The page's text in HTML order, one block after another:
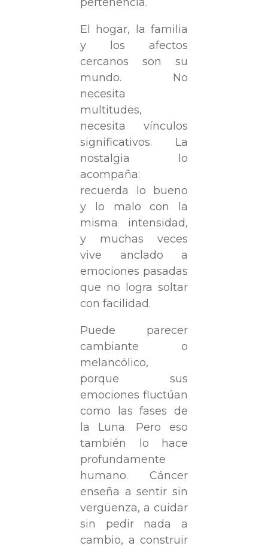
El hogar, la familia
y los afectos
cercanos son su
mundo. No
necesita
multitudes,
necesita vínculos
significativos. La
nostalgia lo
acompaña:
recuerda lo bueno
y lo malo con la
misma intensidad,
y muchas veces
vive anclado a
emociones pasadas
que no logra soltar
con facilidad.
Puede parecer
cambiante o
melancólico,
porque sus
emociones fluctúan
como las fases de
la Luna. Pero eso
también lo hace
profundamente
humano. Cáncer
enseña a sentir sin
vergüenza, a cuidar
sin pedir nada a
cambio, a construir